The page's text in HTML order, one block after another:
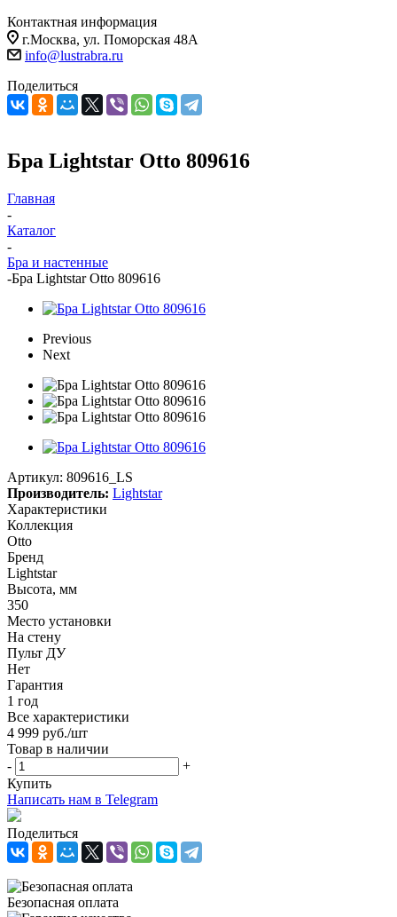
Контактная информация
г.Москва, ул. Поморская 48А
info@lustrabra.ru
Поделиться
Бра Lightstar Otto 809616
Главная
-
Каталог
-
Бра и настенные
-Бра Lightstar Otto 809616
Previous
Next
Артикул: 809616_LS
Производитель: Lightstar
Характеристики
Коллекция
Otto
Бренд
Lightstar
Высота, мм
350
Место установки
На стену
Пульт ДУ
Нет
Гарантия
1 год
Все характеристики
4 999 руб./шт
Товар в наличии
-
+
Купить
Написать нам в Telegram
Поделиться
Безопасная оплата